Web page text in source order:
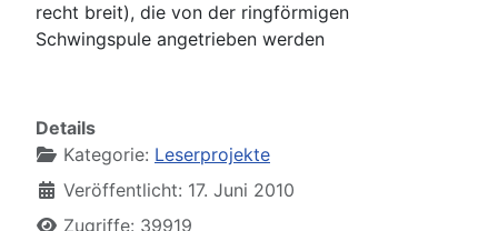
recht breit), die von der ringförmigen
Schwingspule angetrieben werden
Details
Kategorie: Leserprojekte
Veröffentlicht: 17. Juni 2010
Zugriffe: 39919